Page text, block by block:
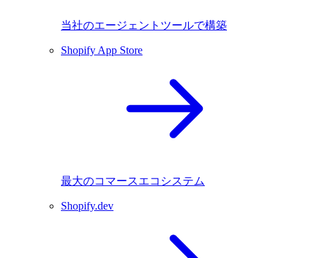
当社のエージェントツールで構築
Shopify App Store
最大のコマースエコシステム
Shopify.dev